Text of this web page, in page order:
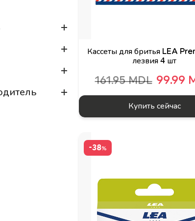
Кассеты для бритья LEA
лезвия 4 шт
161.95 MDL 99.99
Купить сейчас
-38%